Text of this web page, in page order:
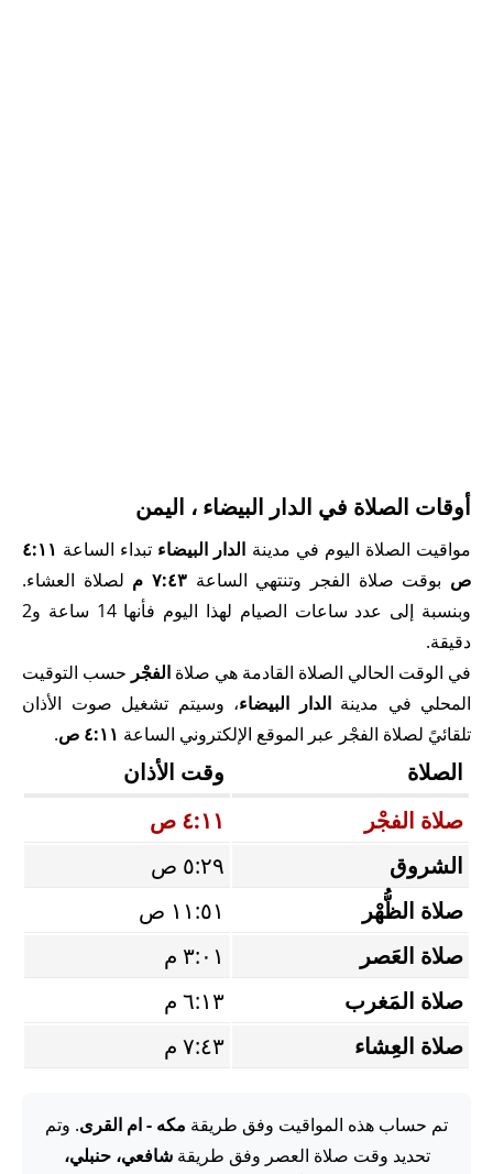
أوقات الصلاة في الدار البيضاء ، اليمن
مواقيت الصلاة اليوم في مدينة الدار البيضاء تبداء الساعة ٤:١١
ص بوقت صلاة الفجر وتنتهي الساعة ٧:٤٣ م
لصلاة العشاء.
وبنسبة إلى عدد ساعات الصيام لهذا اليوم فأنها 14 ساعة و2
دقيقة.
في الوقت الحالي الصلاة القادمة هي صلاة الفجْر حسب التوقيت
المحلي في مدينةالدار البيضاء، وسيتم تشغيل صوت الأذان
تلقائيً لصلاة الفجْر عبر الموقع الإلكتروني الساعة ٤:١١ ص .
الصلاة
وقت الأذان
صلاة الفجْر
٤:١١ ص
الشروق
٥:٢٩ ص
صلاة الظُّهْر
١١:٥١ ص
صلاة العَصر
٣:٠١ م
صلاة المَغرب
٦:١٣ م
صلاة العِشاء
٧:٤٣ م
تم حساب هذه المواقيت وفق طريقة مكه - ام القرى. وتم
تحديد وقت صلاة العصر وفق طريقةشافعي، حنبلي،